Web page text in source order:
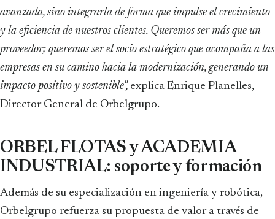
avanzada, sino integrarla de forma que impulse el crecimiento
y la eficiencia de nuestros clientes. Queremos ser más que un
proveedor; queremos ser el socio estratégico que acompaña a las
empresas en su camino hacia la modernización, generando un
impacto positivo y sostenible", explica Enrique Planelles,
Director General de Orbelgrupo.
ORBEL FLOTAS y ACADEMIA
INDUSTRIAL: soporte y formación
Además de su especialización en ingeniería y robótica,
Orbelgrupo refuerza su propuesta de valor a través de